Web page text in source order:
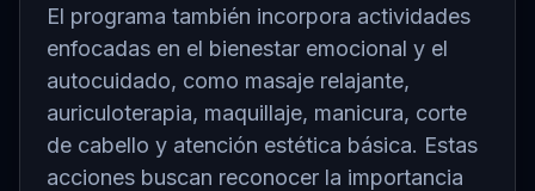
El programa también incorpora actividades
enfocadas en el bienestar emocional y el
autocuidado, como masaje relajante,
auriculoterapia, maquillaje, manicura, corte
de cabello y atención estética básica. Estas
acciones buscan reconocer la importancia